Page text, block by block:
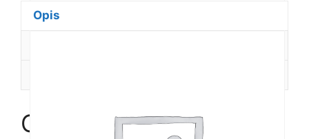
Opis
Opis